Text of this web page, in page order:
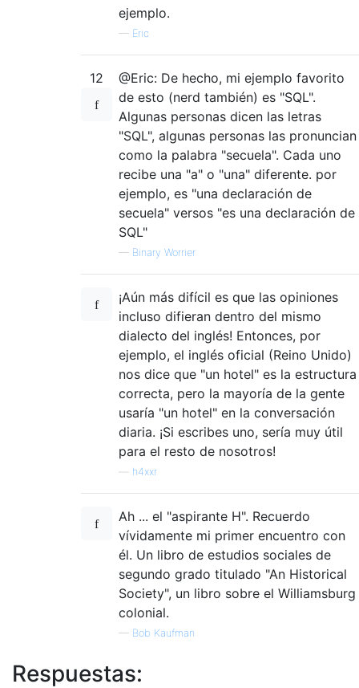
ejemplo.
— Eric
12
@Eric: De hecho, mi ejemplo favorito
de esto (nerd también) es "SQL".
Algunas personas dicen las letras
"SQL", algunas personas las pronuncian
como la palabra "secuela". Cada uno
recibe una "a" o "una" diferente. por
ejemplo, es "una declaración de
secuela" versos "es una declaración de
SQL"
— Binary Worrier
¡Aún más difícil es que las opiniones
incluso difieran dentro del mismo
dialecto del inglés! Entonces, por
ejemplo, el inglés oficial (Reino Unido)
nos dice que "un hotel" es la estructura
correcta, pero la mayoría de la gente
usaría "un hotel" en la conversación
diaria. ¡Si escribes uno, sería muy útil
para el resto de nosotros!
h4xxr
Ah ... el "aspirante H". Recuerdo
vívidamente mi primer encuentro con
él. Un libro de estudios sociales de
segundo grado titulado "An Historical
Society", un libro sobre el Williamsburg
colonial.
— Bob Kaufman
Respuestas: